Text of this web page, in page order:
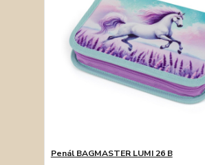
Penál BAGMASTER LUMI 26 B